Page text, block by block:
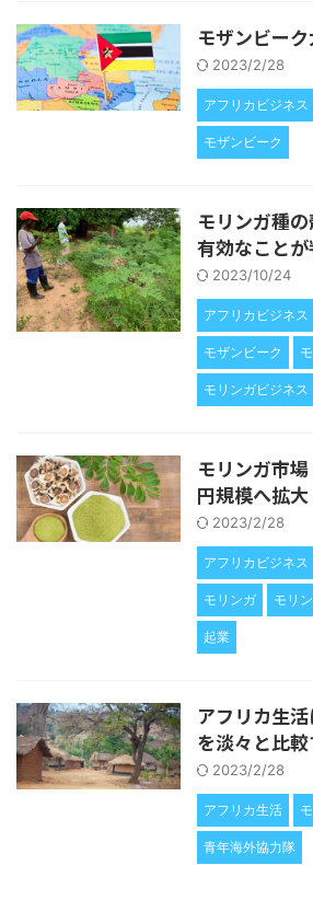
モザンビー
2023/2/28
アフリカビジネス
モザンビーク
モリンガ種
有効なこと
2023/10/24
アフリカビジネス
モザンビーク
モリンガビジネス
モリンガ市
円規模へ拡大
2023/2/28
アフリカビジネス
モリンガ モリ
起業
アフリカ生
を淡々と比
2023/2/28
アフリカ生活
青年海外協力隊